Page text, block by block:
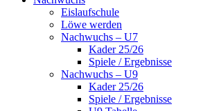
Eislaufschule
Löwe werden
Nachwuchs – U7
Kader 25/26
Spiele / Ergebnisse
Nachwuchs – U9
Kader 25/26
Spiele / Ergebnisse